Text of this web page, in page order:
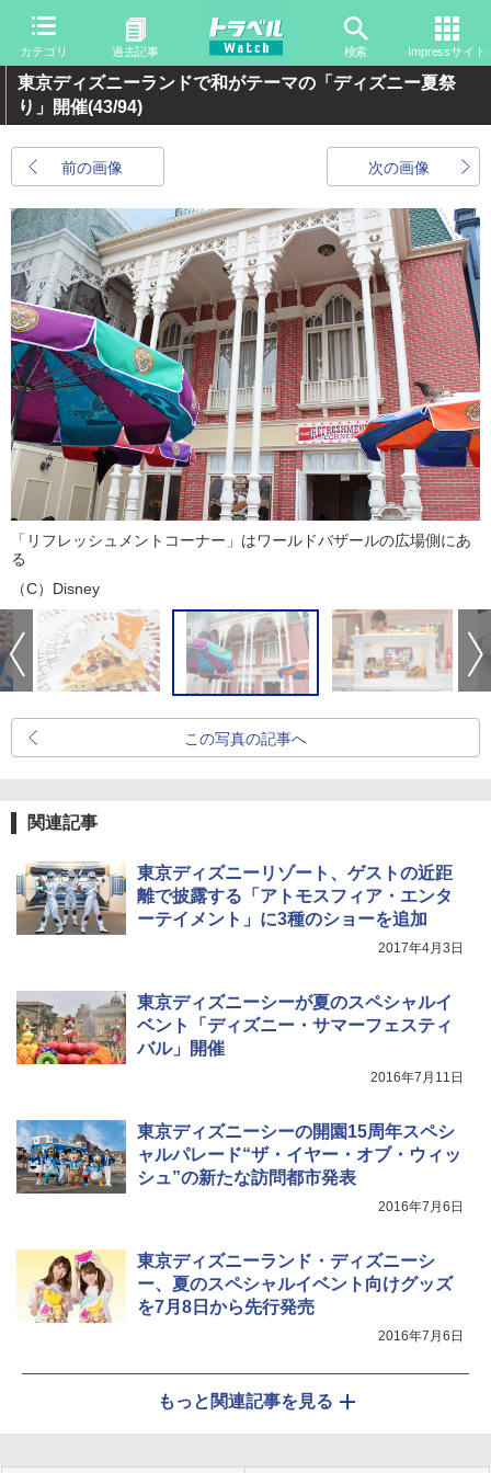
カテゴリ 過去記事 検索 Impressサイト
東京ディズニーランドで和がテーマの「ディズニー夏祭
り」開催(43/94)
前の画像 次の画像
「リフレッシュメントコーナー」はワールドバザールの広場側にあ
る
（C）Disney
この写真の記事へ
関連記事
東京ディズニーリゾート、ゲストの近距
離で披露する「アトモスフィア・エンタ
ーテイメント」に3種のショーを追加
2017年4月3日
東京ディズニーシーが夏のスペシャルイ
ベント「ディズニー・サマーフェスティ
バル」開催
2016年7月11日
東京ディズニーシーの開園15周年スペシ
ャルパレード“ザ・イヤー・オブ・ウィッ
シュ”の新たな訪問都市発表
2016年7月6日
東京ディズニーランド・ディズニーシ
ー、夏のスペシャルイベント向けグッズ
を7月8日から先行発売
2016年7月6日
もっと関連記事を見る